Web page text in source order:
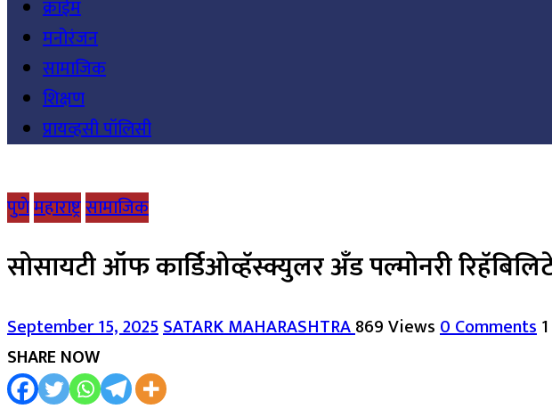
क्राईम
मनोरंजन
सामाजिक
शिक्षण
प्रायव्हसी पॉलिसी
पुणेमहाराष्ट्रसामाजिक
सोसायटी ऑफ कार्डिओव्हॅस्क्युलर अँड पल्मोनरी
September 15, 2025SATARK MAHARASHTRA869 Views0 Comments
SHARE NOW